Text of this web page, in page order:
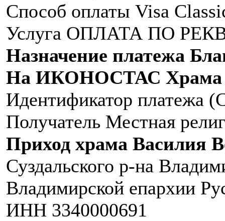
Способ оплаты Visa
Услуга ОПЛАТА ПО
Назначение платежа
На ИКОНОСТАС Храма
Идентификатор платежа
Получатель Местная
Приход храма Василия
Суздальского р-на
Владимирской епархии
ИНН 3340000691